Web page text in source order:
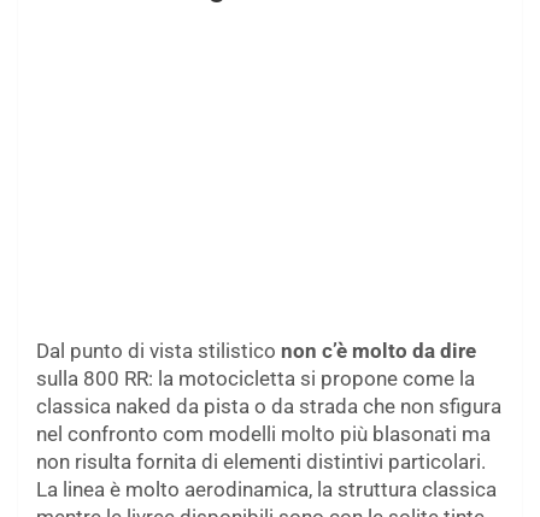
Dal punto di vista stilistico non c’è molto da dire
sulla 800 RR: la motocicletta si propone come la
classica naked da pista o da strada che non sfigura
nel confronto com modelli molto più blasonati ma
non risulta fornita di elementi distintivi particolari.
La linea è molto aerodinamica, la struttura classica